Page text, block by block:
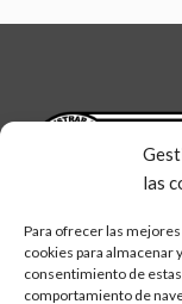
las
Para ofrecer las
cookies para almacenar
consentimiento de
comportamiento de